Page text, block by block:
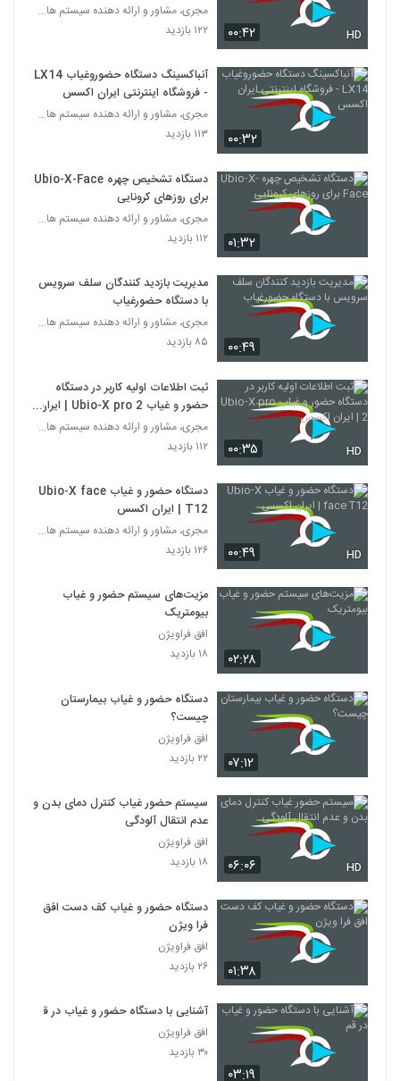
۰۰:۴۲ HD
مجری، مشاور و ارائه دهنده سیستم های امنیتی
۱۲۲ بازدید
۰۰:۳۲
آنباکسینگ دستگاه حضوروغیاب LX14
- فروشگاه اینترنتی ایران اکسس
مجری، مشاور و ارائه دهنده سیستم های امنیتی
۱۱۳ بازدید
۰۱:۳۲
دستگاه تشخیص چهره Ubio-X-Face
برای روزهای کرونایی
مجری، مشاور و ارائه دهنده سیستم های امنیتی
۱۱۲ بازدید
۰۰:۴۹
مدیریت بازدید کنندگان سلف سرویس
با دستگاه حضورغیاب
مجری، مشاور و ارائه دهنده سیستم های امنیتی
۸۵ بازدید
۰۰:۳۵ HD
ثبت اطلاعات اولیه کاربر در دستگاه
حضور و غیاب Ubio-X pro 2 | ایران
اکسس
مجری، مشاور و ارائه دهنده سیستم های امنیتی
۱۱۲ بازدید
۰۰:۴۹ HD
دستگاه حضور و غیاب Ubio-X face
T12 | ایران اکسس
مجری، مشاور و ارائه دهنده سیستم های امنیتی
۱۲۶ بازدید
۰۲:۲۸
مزیت‌های سیستم حضور و غیاب
بیومتریک
افق فراویژن
۱۸ بازدید
۰۷:۱۲
دستگاه حضور و غیاب بیمارستان
چیست؟
افق فراویژن
۲۲ بازدید
۰۶:۰۶ HD
سیستم حضور غیاب کنترل دمای بدن و
عدم انتقال آلودگی
افق فراویژن
۱۸ بازدید
۰۱:۳۸
دستگاه حضور و غیاب کف دست افق
فرا ویژن
افق فراویژن
۲۶ بازدید
۰۳:۱۹
آشنایی با دستگاه حضور و غیاب در قم
افق فراویژن
۳۰ بازدید